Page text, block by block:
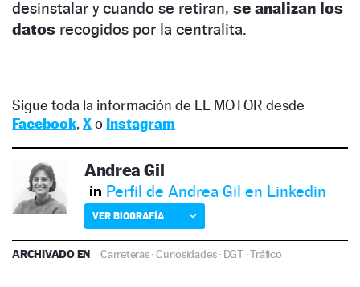
desinstalar y cuando se retiran, se analizan los
datos recogidos por la centralita.
Sigue toda la información de EL MOTOR desde
Facebook, Xo Instagram
Andrea Gil
Perfil de Andrea Gil en Linkedin
VER BIOGRAFÍA
ARCHIVADO EN Carreteras·Curiosidades· DGT·Tráfico